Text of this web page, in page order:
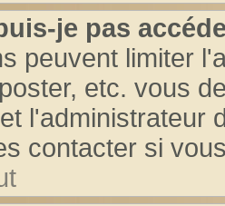
je pas
peuvent limiter
etc. vous
l'administrateur
contacter si